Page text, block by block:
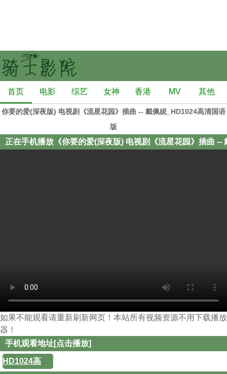
首页 电影 综艺 女神 香港 MV 其他
你要的爱(深夜版) 电视剧《流星花园》插曲 -- 戴佩妮_HD1024高清国语
版
正在手机播放《你要的爱(深夜版) 电视剧《流星花园》插曲 --
如果不能观看请重新刷新网页！本站所有视频资源不用下载播放
器！
手机观看地址[点击播放]
HD1024高清国语版